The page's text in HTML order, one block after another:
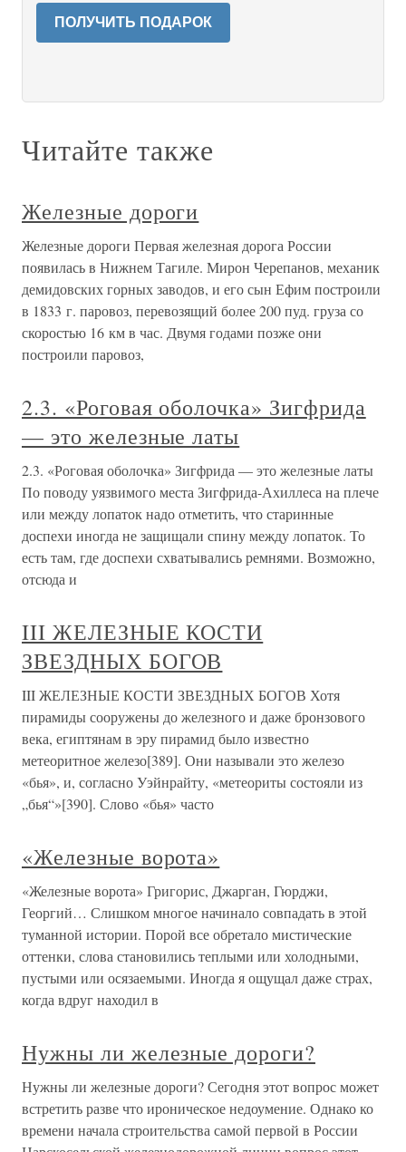
ПОЛУЧИТЬ ПОДАРОК
Читайте также
Железные дороги
Железные дороги Первая железная дорога России
появилась в Нижнем Тагиле. Мирон Черепанов, механик
демидовских горных заводов, и его сын Ефим построили
в 1833 г. паровоз, перевозящий более 200 пуд. груза со
скоростью 16 км в час. Двумя годами позже они
построили паровоз,
2.3. «Роговая оболочка» Зигфрида
— это железные латы
2.3. «Роговая оболочка» Зигфрида — это железные латы
По поводу уязвимого места Зигфрида-Ахиллеса на плече
или между лопаток надо отметить, что старинные
доспехи иногда не защищали спину между лопаток. То
есть там, где доспехи схватывались ремнями. Возможно,
отсюда и
III ЖЕЛЕЗНЫЕ КОСТИ
ЗВЕЗДНЫХ БОГОВ
III ЖЕЛЕЗНЫЕ КОСТИ ЗВЕЗДНЫХ БОГОВ Хотя
пирамиды сооружены до железного и даже бронзового
века, египтянам в эру пирамид было известно
метеоритное железо[389]. Они называли это железо
«бья», и, согласно Уэйнрайту, «метеориты состояли из
„бья“»[390]. Слово «бья» часто
«Железные ворота»
«Железные ворота» Григорис, Джарган, Гюрджи,
Георгий… Слишком многое начинало совпадать в этой
туманной истории. Порой все обретало мистические
оттенки, слова становились теплыми или холодными,
пустыми или осязаемыми. Иногда я ощущал даже страх,
когда вдруг находил в
Нужны ли железные дороги?
Нужны ли железные дороги? Сегодня этот вопрос может
встретить разве что ироническое недоумение. Однако ко
времени начала строительства самой первой в России